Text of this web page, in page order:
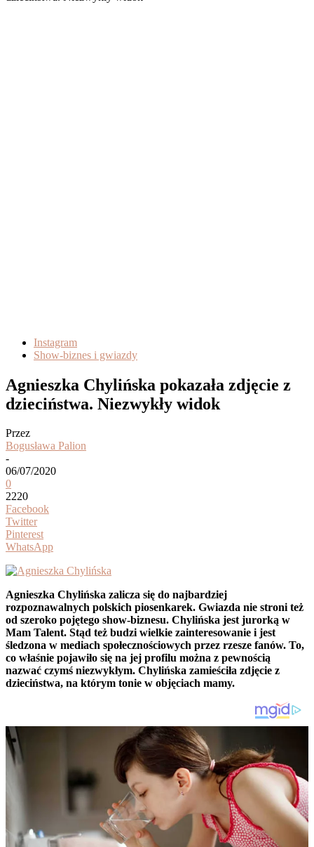
Instagram
Show-biznes i gwiazdy
Agnieszka Chylińska pokazała zdjęcie z
dzieciństwa. Niezwykły widok
Przez
Bogusława Palion
-
06/07/2020
0
2220
Facebook
Twitter
Pinterest
WhatsApp
Agnieszka Chylińska zalicza się do najbardziej
rozpoznawalnych polskich piosenkarek. Gwiazda nie stroni też
od szeroko pojętego show-biznesu. Chylińska jest jurorką w
Mam Talent. Stąd też budzi wielkie zainteresowanie i jest
śledzona w mediach społecznościowych przez rzesze fanów. To,
co właśnie pojawiło się na jej profilu można z pewnością
nazwać czymś niezwykłym. Chylińska zamieściła zdjęcie z
dzieciństwa, na którym tonie w objęciach mamy.